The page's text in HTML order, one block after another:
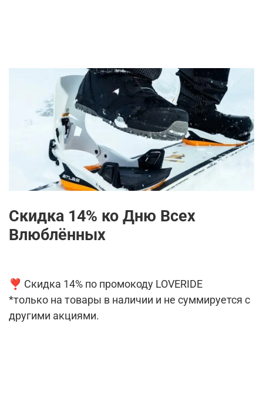
Скидка 14% ко Дню Всех
Влюблённых
❣️ Скидка 14% по промокоду LOVERIDE
*только на товары в наличии и не суммируется с
другими акциями.